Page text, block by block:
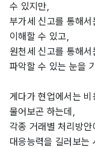
수 있지만,
부가세 신고를 통해
이해할 수 있고,
원천세 신고를 통해
파악할 수 있는 눈을
게다가 현업에서는 비
물어보곤 하는데,
각종 거래별 처리방
대응능력을 길러보는